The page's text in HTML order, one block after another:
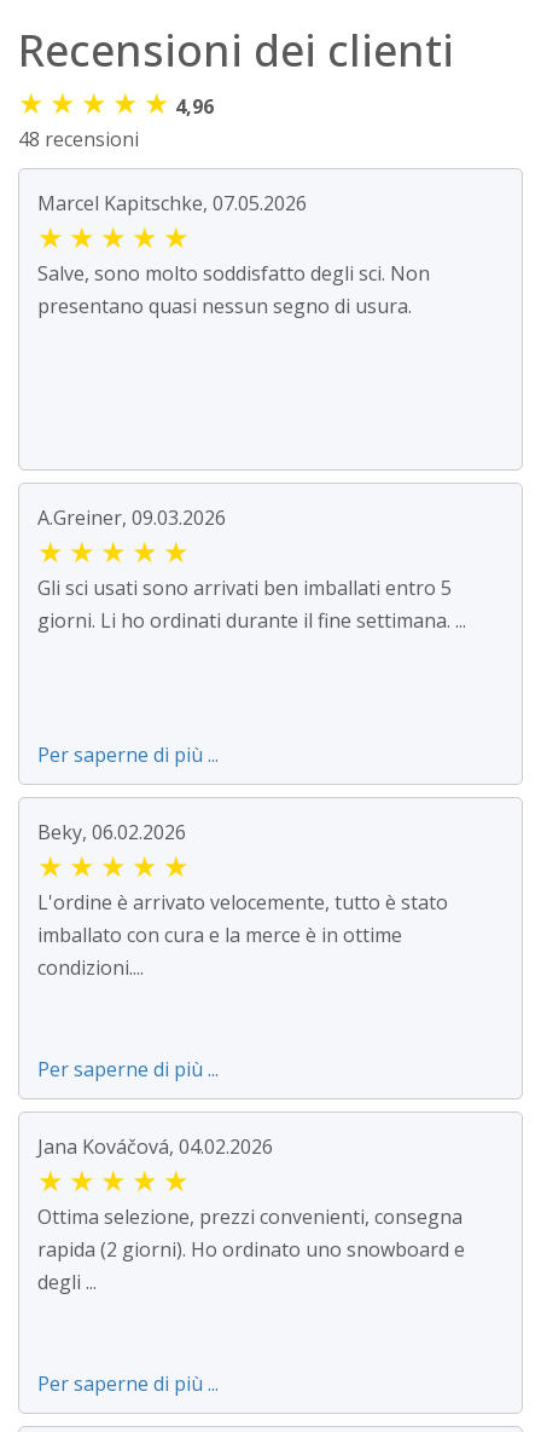
Recensioni dei clienti
★ ★ ★ ★ ★ 4,96
48 recensioni
Marcel Kapitschke, 07.05.2026
★ ★ ★ ★ ★
Salve, sono molto soddisfatto degli sci. Non
presentano quasi nessun segno di usura.
A.Greiner, 09.03.2026
★ ★ ★ ★ ★
Gli sci usati sono arrivati ben imballati entro 5
giorni. Li ho ordinati durante il fine settimana. ...
Per saperne di più ...
Beky, 06.02.2026
★ ★ ★ ★ ★
L'ordine è arrivato velocemente, tutto è stato
imballato con cura e la merce è in ottime
condizioni....
Per saperne di più ...
Jana Kováčová, 04.02.2026
★ ★ ★ ★ ★
Ottima selezione, prezzi convenienti, consegna
rapida (2 giorni). Ho ordinato uno snowboard e
degli ...
Per saperne di più ...